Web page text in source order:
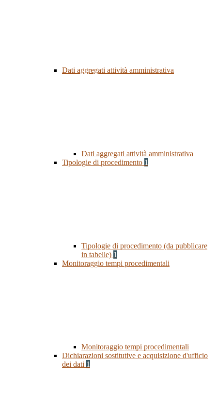
Dati aggregati attività amministrativa
Dati aggregati attività amministrativa
Tipologie di procedimento 1
Tipologie di procedimento (da pubblicare
in tabelle) 1
Monitoraggio tempi procedimentali
Monitoraggio tempi procedimentali
Dichiarazioni sostitutive e acquisizione d'ufficio
dei dati 1